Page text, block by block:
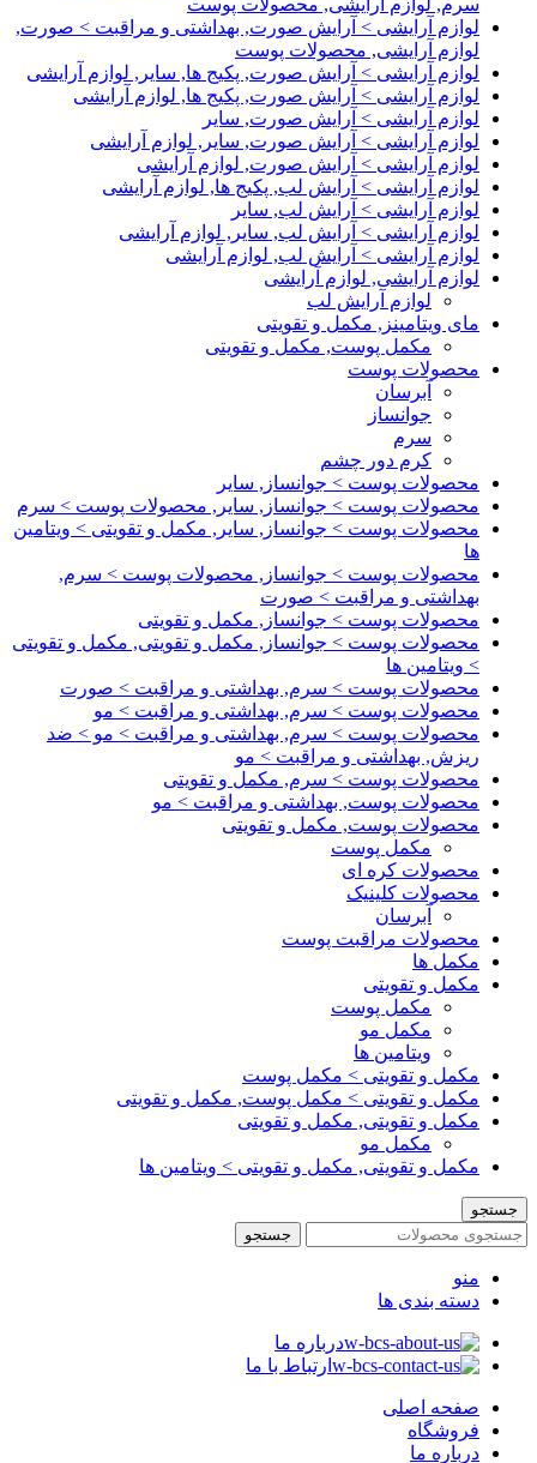
سرم, لوازم آرایشی, محصولات پوست
لوازم آرایشی > آرایش صورت, بهداشتی و مراقبت > صورت,
لوازم آرایشی, محصولات پوست
لوازم آرایشی > آرایش صورت, پکیج ها, سایر, لوازم آرایشی
لوازم آرایشی > آرایش صورت, پکیج ها, لوازم آرایشی
لوازم آرایشی > آرایش صورت, سایر
لوازم آرایشی > آرایش صورت, سایر, لوازم آرایشی
لوازم آرایشی > آرایش صورت, لوازم آرایشی
لوازم آرایشی > آرایش لب, پکیج ها, لوازم آرایشی
لوازم آرایشی > آرایش لب, سایر
لوازم آرایشی > آرایش لب, سایر, لوازم آرایشی
لوازم آرایشی > آرایش لب, لوازم آرایشی
لوازم آرایشی, لوازم آرایشی
لوازم آرایش لب
مای ویتامینز, مکمل و تقویتی
مکمل پوست, مکمل و تقویتی
محصولات پوست
آبرسان
جوانساز
سرم
کرم دور چشم
محصولات پوست > جوانساز, سایر
محصولات پوست > جوانساز, سایر, محصولات پوست > سرم
محصولات پوست > جوانساز, سایر, مکمل و تقویتی > ویتامین
ها
محصولات پوست > جوانساز, محصولات پوست > سرم,
بهداشتی و مراقبت > صورت
محصولات پوست > جوانساز, مکمل و تقویتی
محصولات پوست > جوانساز, مکمل و تقویتی, مکمل و تقویتی
> ویتامین ها
محصولات پوست > سرم, بهداشتی و مراقبت > صورت
محصولات پوست > سرم, بهداشتی و مراقبت > مو
محصولات پوست > سرم, بهداشتی و مراقبت > مو > ضد
ریزش, بهداشتی و مراقبت > مو
محصولات پوست > سرم, مکمل و تقویتی
محصولات پوست, بهداشتی و مراقبت > مو
محصولات پوست, مکمل و تقویتی
مکمل پوست
محصولات کره ای
محصولات کلینیک
آبرسان
محصولات مراقبت پوست
مکمل ها
مکمل و تقویتی
مکمل پوست
مکمل مو
ویتامین ها
مکمل و تقویتی > مکمل پوست
مکمل و تقویتی > مکمل پوست, مکمل و تقویتی
مکمل و تقویتی, مکمل و تقویتی
مکمل مو
مکمل و تقویتی, مکمل و تقویتی > ویتامین ها
جستجو
جستجو
منو
دسته بندی ها
درباره ما
ارتباط با ما
صفحه اصلی
فروشگاه
درباره ما